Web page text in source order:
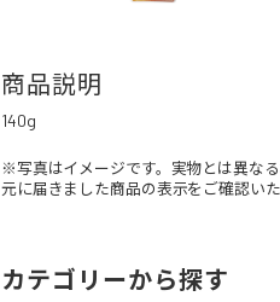
商品説明
140g
※写真はイメージです。実物とは異な
元に届きました商品の表示をご確認い
カテゴリーから探す